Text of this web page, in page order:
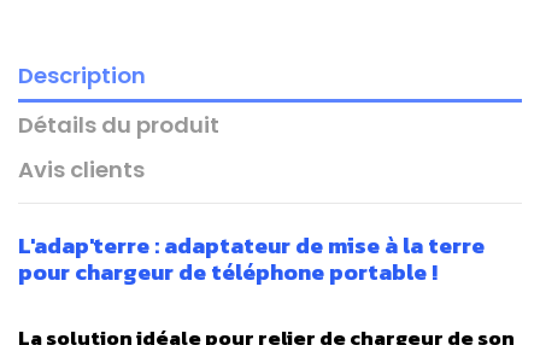
Description
Détails du produit
Avis clients
L'adap'terre : adaptateur de mise à la terre
pour chargeur de téléphone portable !
La solution idéale pour relier de chargeur de son